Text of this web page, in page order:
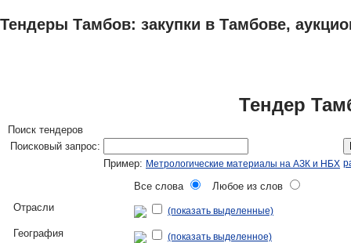
Тендеры Тамбов: закупки в Тамбове,
Тендер
Поиск тендеров
Поисковый запрос:
Пример: Метрологические материалы на АЗК и НБХ
Все слова
Любое из слов
Отрасли
(показать выделенные)
География (показать выделенное)